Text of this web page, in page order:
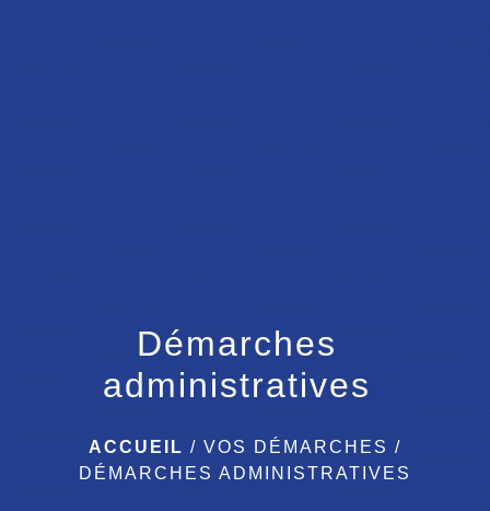
Démarches
administratives
ACCUEIL / VOS DÉMARCHES /
DÉMARCHES ADMINISTRATIVES